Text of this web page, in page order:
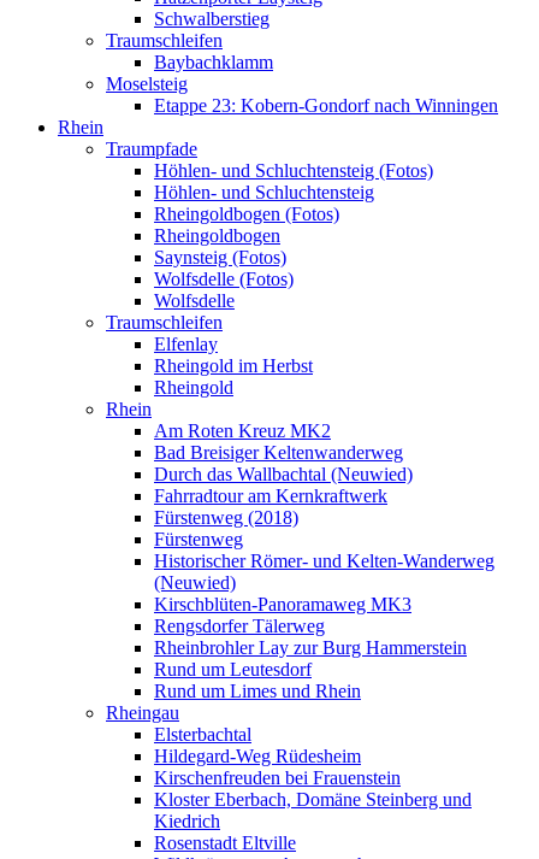
Schwalberstieg
Traumschleifen
Baybachklamm
Moselsteig
Etappe 23: Kobern-Gondorf nach Winningen
Rhein
Traumpfade
Höhlen- und Schluchtensteig (Fotos)
Höhlen- und Schluchtensteig
Rheingoldbogen (Fotos)
Rheingoldbogen
Saynsteig (Fotos)
Wolfsdelle (Fotos)
Wolfsdelle
Traumschleifen
Elfenlay
Rheingold im Herbst
Rheingold
Rhein
Am Roten Kreuz MK2
Bad Breisiger Keltenwanderweg
Durch das Wallbachtal (Neuwied)
Fahrradtour am Kernkraftwerk
Fürstenweg (2018)
Fürstenweg
Historischer Römer- und Kelten-Wanderweg
(Neuwied)
Kirschblüten-Panoramaweg MK3
Rengsdorfer Tälerweg
Rheinbrohler Lay zur Burg Hammerstein
Rund um Leutesdorf
Rund um Limes und Rhein
Rheingau
Elsterbachtal
Hildegard-Weg Rüdesheim
Kirschenfreuden bei Frauenstein
Kloster Eberbach, Domäne Steinberg und
Kiedrich
Rosenstadt Eltville